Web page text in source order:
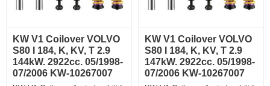
KW V1 Coilover VOLVO
S80 I 184, K, KV, T 2.9
144kW. 2922cc. 05/1998-
07/2006 KW-10267007
KW V1 Coilover VOLVO
S80 I 184, K, KV, T 2.9
147kW. 2922cc. 05/1998-
07/2006 KW-10267007